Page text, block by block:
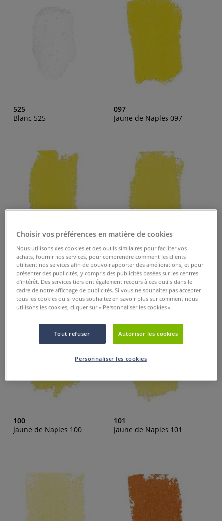
525
Blanc 525
097
Jaune de Naples 097
098
Jaune de Naples 098
099
Jaune de Naples 099
100
Jaune de Naples 100
101
Jaune de Naples 101
Choisir vos préférences en matière de cookies
Nous utilisons des cookies et des outils similaires pour faciliter vos
achats, fournir nos services, pour comprendre comment les clients
utilisent nos services afin de pouvoir apporter des améliorations, et pour
présenter des publicités, y compris des publicités basées sur les centres
d’intérêt. Des services tiers ont également recours à ces outils dans le
cadre de notre affichage de publicités. Si vous ne souhaitez pas accepter
tous les cookies ou si vous souhaitez en savoir plus sur comment nous
utilisons les cookies, cliquer sur « Personnaliser les cookies ».
Tout refuser Autoriser les cookies
Personnaliser les cookies